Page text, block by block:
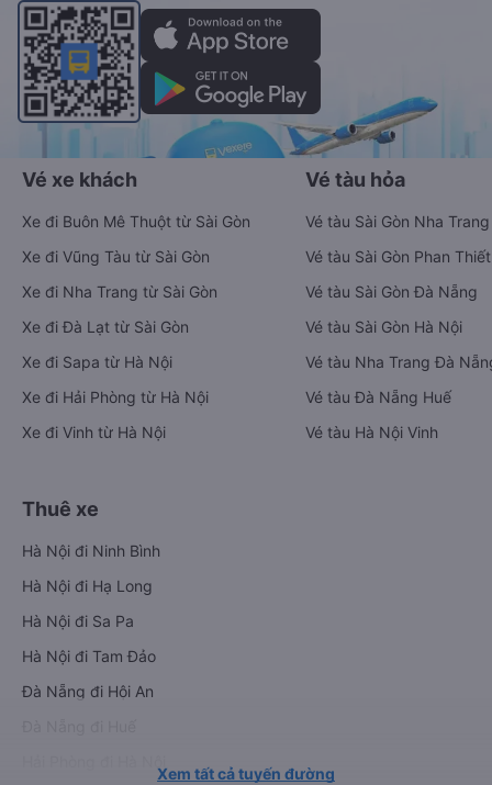
Vé xe khách
Xe đi Buôn Mê Thuột từ Sài Gòn
Xe đi Vũng Tàu từ Sài Gòn
Xe đi Nha Trang từ Sài Gòn
Xe đi Đà Lạt từ Sài Gòn
Xe đi Sapa từ Hà Nội
Xe đi Hải Phòng từ Hà Nội
Xe đi Vinh từ Hà Nội
Vé tàu hỏa
Vé tàu Sài Gòn Nha Trang
Vé tàu Sài Gòn Phan Thiết
Vé tàu Sài Gòn Đà Nẵng
Vé tàu Sài Gòn Hà Nội
Vé tàu Nha Trang Đà
Vé tàu Đà Nẵng Huế
Vé tàu Hà Nội Vinh
Thuê xe
Hà Nội đi Ninh Bình
Hà Nội đi Hạ Long
Hà Nội đi Sa Pa
Hà Nội đi Tam Đảo
Đà Nẵng đi Hội An
Xem tất cả tuyến đường